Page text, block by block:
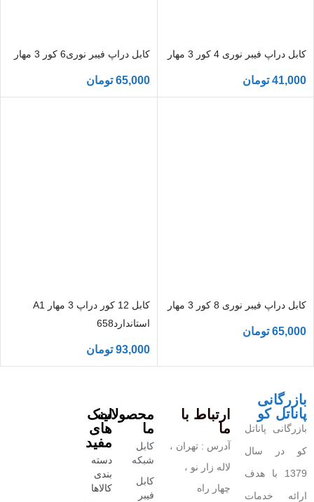
کابل دراپ فیبر نوری 4 کور 3 مهار
41,000 تومان
کابل دراپ فیبر نوری6 کور 3 مهار
65,000 تومان
کابل دراپ فیبر نوری 8 کور 3 مهار
65,000 تومان
کابل 12 کور دراپ 3 مهار A1
استاندارد658
93,000 تومان
بازرگانی
پاناتل کو
بازرگانی پاناتل
کو در سال
1379 با هدف
ارائه خدمات
ارتباط با
ما
آدرس : تهران ،
لاله زار نو ،
چهار راه
محصولات
ما
کابل
شبکه
کابل
فیبر
لینک
های
مفید
دسته
بندی
کالاها